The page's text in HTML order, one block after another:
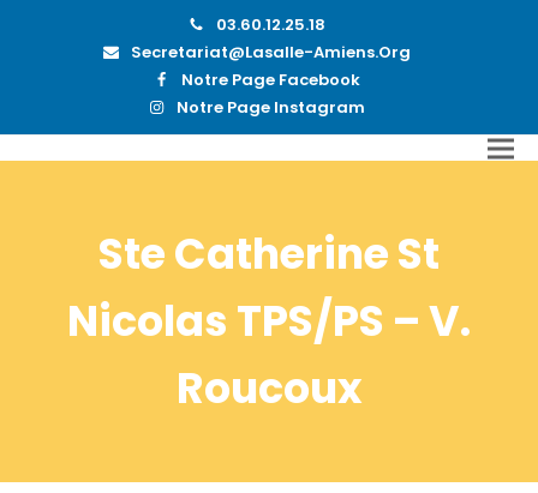
03.60.12.25.18
Secretariat@lasalle-Amiens.org
Notre Page Facebook
Notre Page Instagram
Ste Catherine St
Nicolas TPS/PS – V.
Roucoux